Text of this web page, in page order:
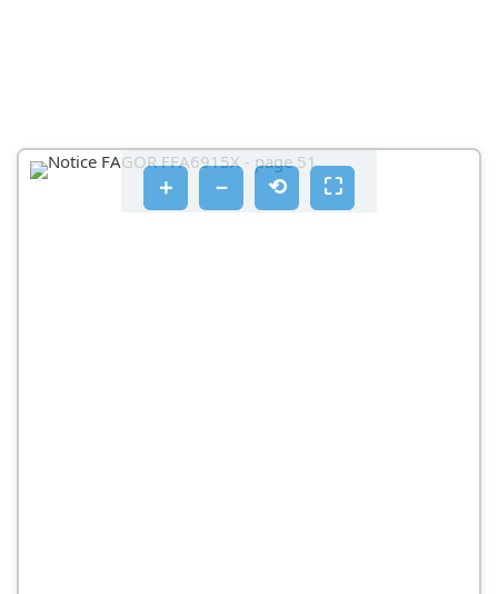
＋ － ⟲ ⛶